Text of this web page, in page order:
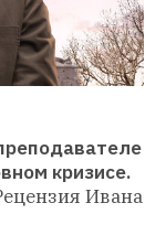
кризисе.
Ивана